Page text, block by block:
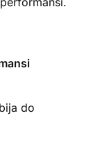
do